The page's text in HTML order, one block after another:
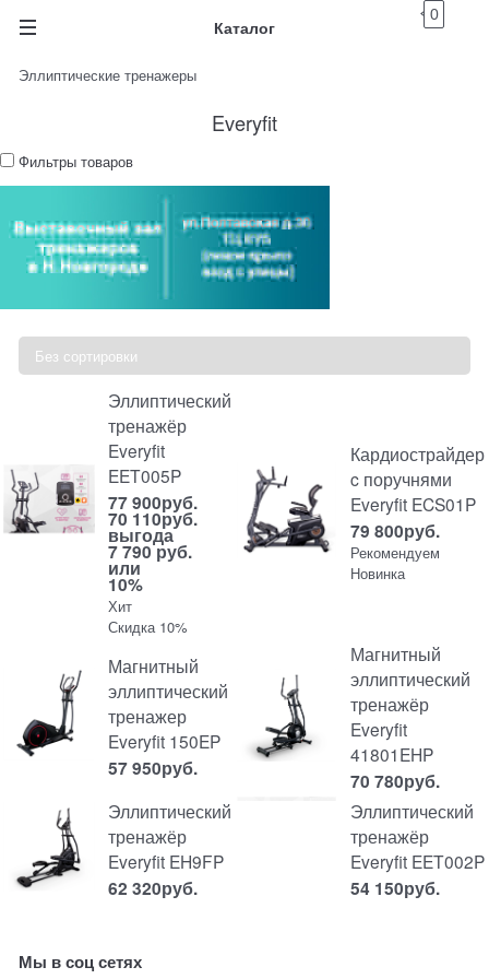
Каталог
0
Эллиптические тренажеры
Everyfit
Фильтры товаров
Эллиптический
тренажёр
Everyfit
EET005P
77 900руб.
70 110руб.
выгода
7 790 руб.
или
10%
Хит
Скидка 10%
Кардиострайдер
c поручнями
Everyfit ECS01P
79 800руб.
Рекомендуем
Новинка
Магнитный
эллиптический
тренажер
Everyfit 150EP
57 950руб.
Магнитный
эллиптический
тренажёр
Everyfit
41801EHP
70 780руб.
Эллиптический
тренажёр
Everyfit EH9FP
62 320руб.
Эллиптический
тренажёр
Everyfit EET002P
54 150руб.
Мы в соц сетях